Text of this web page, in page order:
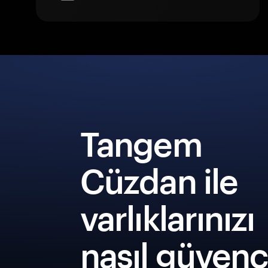
Tangem
Cüzdan ile
varlıklarınızı
nasıl